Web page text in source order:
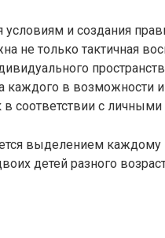
и создания
не только тактичная
каждого в возможности
соответствии с личными
выделением каждому
детей разного